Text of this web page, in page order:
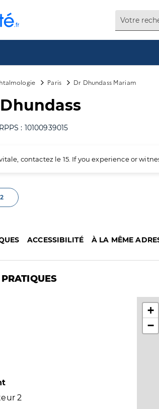
Paris Dr Dhundass Mariam
: 10100939015
contactez le 15. If you experience or
ACCESSIBILITÉ À LA MÊME
2
+
−